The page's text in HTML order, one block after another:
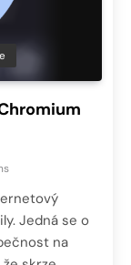
Jedná se o
na